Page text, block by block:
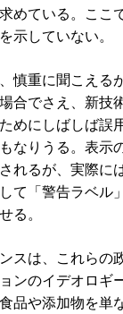
めている。ここ
示していない。
慎重に聞こえる
合でさえ、新技
めにしばしば誤
なりうる。表示
れるが、実際に
て「警告ラベル
る。
スは、これらの
ンのイデオロギ
品や添加物を単